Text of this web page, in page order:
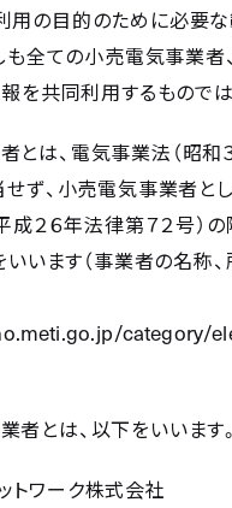
用の目的のために必要
も全ての小売電気事業
を共同利用するものでは
は、電気事業法（昭和
ず、小売電気事業者と
成２６年法律第７２号
いいます（事業者の名称
category/
とは、以下をいいます。
トワーク株式会社